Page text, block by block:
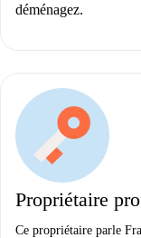
déménagez.
Propriétaire
Ce propriétaire parle